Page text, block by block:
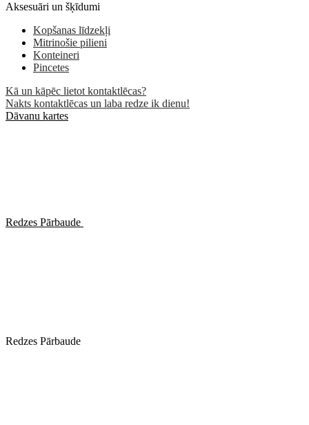
Aksesuāri un šķīdumi
Kopšanas līdzekļi
Mitrinošie pilieni
Konteineri
Pincetes
Kā un kāpēc lietot kontaktlēcas?
Nakts kontaktlēcas un laba redze ik dienu!
Dāvanu kartes
Redzes Pārbaude
Redzes Pārbaude